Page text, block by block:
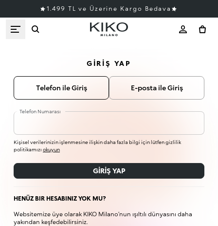
1.499 TL ve Üzerine Kargo Bedava
GIRIŞ YAP
Telefon ile Giriş E-posta ile Giriş
Telefon Numarası
Kişisel verilerinizin işlenmesine ilişkin daha fazla bilgi için lütfen gizlilik
politikamızı okuyun
GIRIŞ YAP
HENÜZ BIR HESABINIZ YOK MU?
Websitemize üye olarak KIKO Milano’nun ışıltılı dünyasını daha
yakından keşfedebilirsiniz.